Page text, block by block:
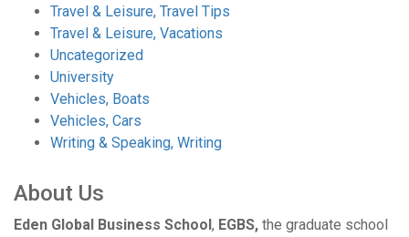
Travel & Leisure, Travel Tips
Travel & Leisure, Vacations
Uncategorized
University
Vehicles, Boats
Vehicles, Cars
Writing & Speaking, Writing
About Us
Eden Global Business School , EGBS, the graduate school